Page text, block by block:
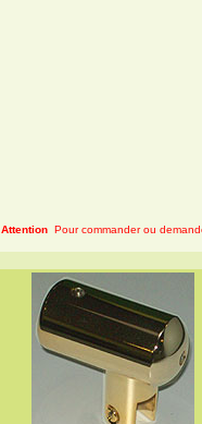
Attention Pour commander ou